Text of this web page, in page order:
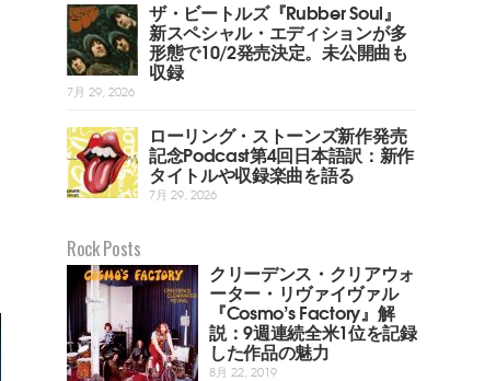
ザ・ビートルズ『Rubber Soul』
新スペシャル・エディションが多
形態で10/2発売決定。未公開曲も
収録
7月 29, 2026
ローリング・ストーンズ新作発売
記念Podcast第4回日本語訳：新作
タイトルや収録楽曲を語る
7月 29, 2026
Rock Posts
クリーデンス・クリアウォ
ーター・リヴァイヴァル
『Cosmo’s Factory』解
説：9週連続全米1位を記録
した作品の魅力
8月 22, 2019